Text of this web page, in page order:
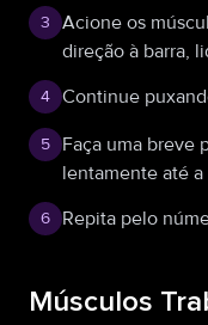
3
Acione os
direção à barra,
4 Continue
5
Faça uma breve
lentamente até
6 Repita pelo
Músculos